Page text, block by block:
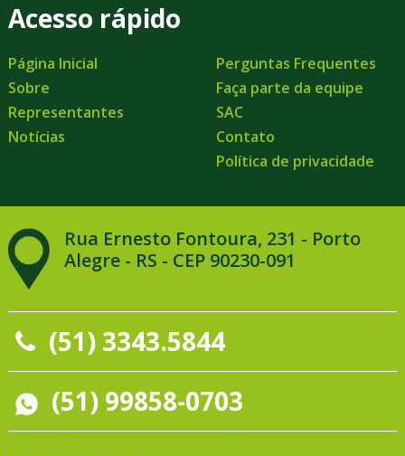
Acesso rápido
Página Inicial
Sobre
Representantes
Notícias
Perguntas Frequentes
Faça parte da equipe
SAC
Contato
Política de privacidade
Rua Ernesto Fontoura, 231 - Porto
Alegre - RS - CEP 90230-091
(51) 3343.5844
(51) 99858-0703